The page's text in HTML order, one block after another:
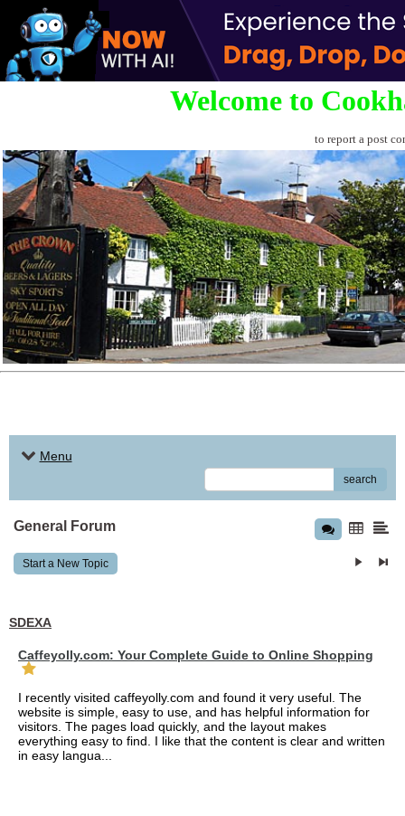
Welcome to
to report a post
Menu
search
General Forum
Start a New Topic
SDEXA
Caffeyolly.com: Your Complete Guide to Online Shopping
I recently visited caffeyolly.com and found it very useful. The
website is simple, easy to use, and has helpful information for
visitors. The pages load quickly, and the layout makes
everything easy to find. I like that the content is clear and written
in easy langua...